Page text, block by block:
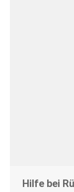
Hilfe bei